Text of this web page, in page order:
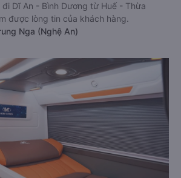
Dĩ An - Bình Dương từ Huế - Thừa
được lòng tin của khách hàng.
Nga (Nghệ An)